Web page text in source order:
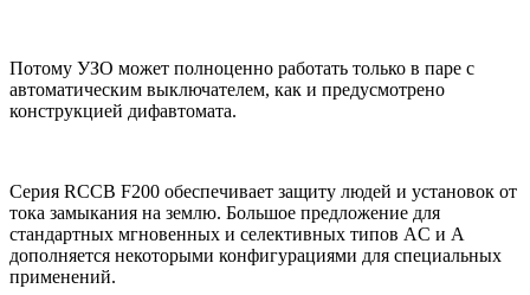
Потому УЗО может полноценно работать только в паре с
автоматическим выключателем, как и предусмотрено
конструкцией дифавтомата.
Серия RCCB F200 обеспечивает защиту людей и установок от
тока замыкания на землю. Большое предложение для
стандартных мгновенных и селективных типов AC и A
дополняется некоторыми конфигурациями для специальных
применений.